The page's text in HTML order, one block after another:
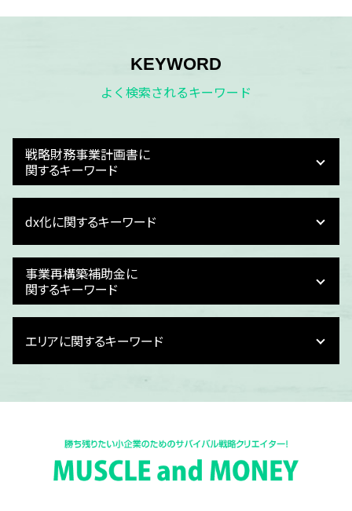
KEYWORD
よく検索されるキーワード
戦略財務事業計画書に
関するキーワード
事業計画 大手
事業計画 スタートアップ
資金繰りとは
事業計画 立て方
損益計画
資金繰り
財務計画
資金繰り 損益
財務計画 利益計画
dx化に関するキーワード
給与計算 dx化
経理 dx
dx化 中小企業
予実管理 dx化
dx化 簡単に
dx 推進 補助金
dx化 課題
dx メリット
税理士 dx化
dx化 メリット
事業再構築補助金に
関するキーワード
事業再構築補助金 対象
事業再構築補助金 内容
事業再構築補助金 個人事業主 申請方法
事業再構築補助金
事業再構築補助金 入金 タイミング
事業再構築補助金 個人事業主 上限
事業再構築補助金 指針
エリアに関するキーワード
福井県 損益計画書作成
富山県 dx化
石川県 予実管理 dx化
福井県 給与計算 dx化
富山県 事業再構築補助金